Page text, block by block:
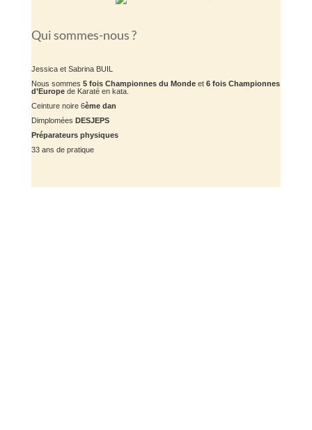
Qui sommes-nous ?
Jessica et Sabrina BUIL
Nous sommes 5 fois Championnes du Mondeet 6 fois Championnes
d’Europede Karaté en kata.
Ceinture noire 6ème dan
Dimplomées DESJEPS
Préparateurs physiques
33 ans de pratique